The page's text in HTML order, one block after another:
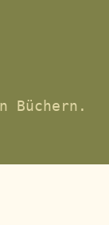
Büchern.